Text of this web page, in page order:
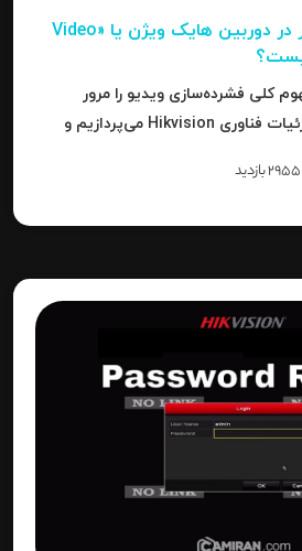
فشرده‌سازی تصاویر در دوربین‌ هایک ویژن یا «Video
کلی فشرده‌سازی ویدیو را مرور
می‌کنیم، سپس به جزئیات فناوری Hikvision می‌پردازیم و
2955 بازدید